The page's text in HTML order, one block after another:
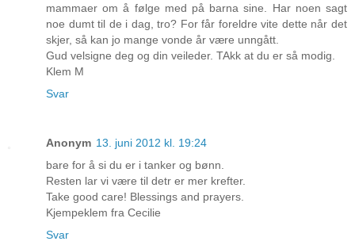
mammaer om å følge med på barna sine. Har noen sagt
noe dumt til de i dag, tro? For får foreldre vite dette når det
skjer, så kan jo mange vonde år være unngått.
Gud velsigne deg og din veileder. TAkk at du er så modig.
Klem M
Svar
Anonym 13. juni 2012 kl. 19:24
bare for å si du er i tanker og bønn.
Resten lar vi være til detr er mer krefter.
Take good care! Blessings and prayers.
Kjempeklem fra Cecilie
Svar